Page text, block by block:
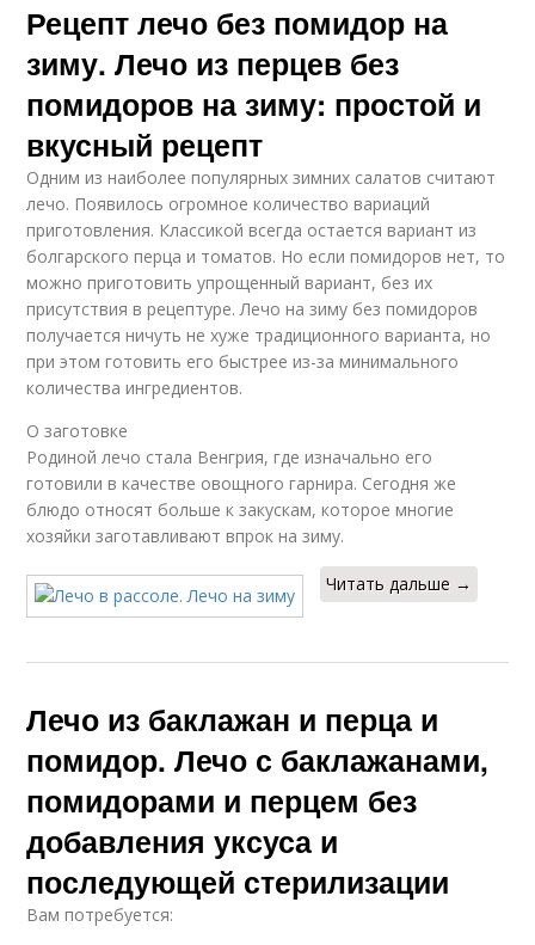
Рецепт лечо без помидор на
зиму. Лечо из перцев без
помидоров на зиму: простой и
вкусный рецепт
Одним из наиболее популярных зимних салатов считают
лечо. Появилось огромное количество вариаций
приготовления. Классикой всегда остается вариант из
болгарского перца и томатов. Но если помидоров нет, то
можно приготовить упрощенный вариант, без их
присутствия в рецептуре. Лечо на зиму без помидоров
получается ничуть не хуже традиционного варианта, но
при этом готовить его быстрее из-за минимального
количества ингредиентов.
О заготовке
Родиной лечо стала Венгрия, где изначально его
готовили в качестве овощного гарнира. Сегодня же
блюдо относят больше к закускам, которое многие
хозяйки заготавливают впрок на зиму.
Читать дальше →
Лечо из баклажан и перца и
помидор. Лечо с баклажанами,
помидорами и перцем без
добавления уксуса и
последующей стерилизации
Вам потребуется: